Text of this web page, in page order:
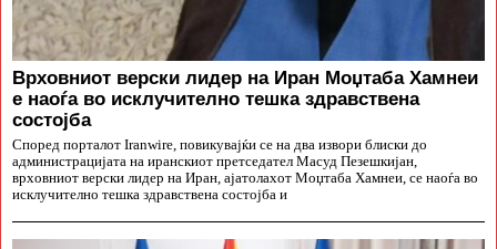
Врховниот верски лидер на Иран Моџтаба Хамнеи
е наоѓа во исклучително тешка здравствена
состојба
Според порталот Iranwire, повикувајќи се на два извори блиски до
администрацијата на иранскиот претседател Масуд Пезешкијан,
врховниот верски лидер на Иран, ајатолахот Моџтаба Хамнеи, се наоѓа во
исклучително тешка здравствена состојба и